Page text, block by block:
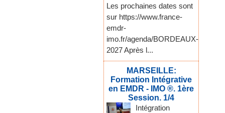
Les prochaines dates sont
sur https://www.france-
emdr-
imo.fr/agenda/BORDEAUX-
2027 Après l...
MARSEILLE:
Formation Intégrative
en EMDR - IMO ®. 1ère
Session. 1/4
Intégration